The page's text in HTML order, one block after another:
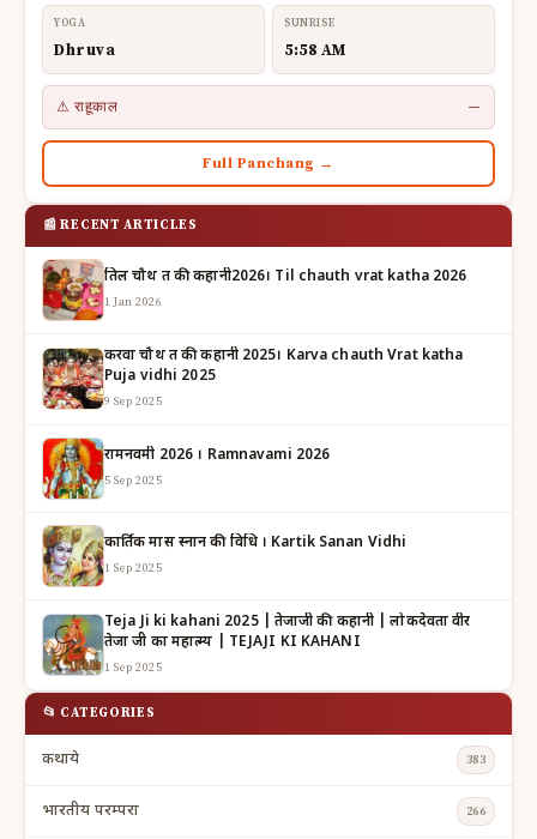
YOGA
Dhruva
SUNRISE
5:58 AM
⚠ राहूकाल —
Full Panchang →
📰 RECENT ARTICLES
तिल चौथ व्रत की कहानी2026। Til chauth vrat katha 2026
1 Jan 2026
करवा चौथ व्रत की कहानी 2025। Karva chauth Vrat katha
Puja vidhi 2025
9 Sep 2025
रामनवमी 2026 । Ramnavami 2026
5 Sep 2025
कार्तिक मास स्नान की विधि । Kartik Sanan Vidhi
1 Sep 2025
Teja Ji ki kahani 2025 | तेजाजी की कहानी | लोकदेवता वीर
तेजा जी का महात्म्य | TEJAJI KI KAHANI
1 Sep 2025
📂 CATEGORIES
कथाये 383
भारतीय परम्परा 266